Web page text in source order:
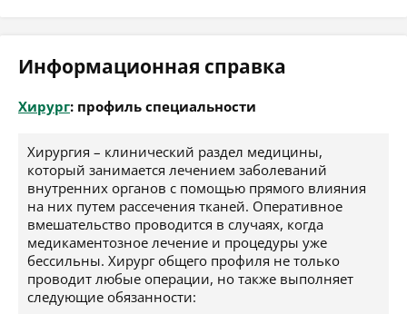
Информационная справка
Хирург: профиль специальности
Хирургия – клинический раздел медицины,
который занимается лечением заболеваний
внутренних органов с помощью прямого влияния
на них путем рассечения тканей. Оперативное
вмешательство проводится в случаях, когда
медикаментозное лечение и процедуры уже
бессильны. Хирург общего профиля не только
проводит любые операции, но также выполняет
следующие обязанности: